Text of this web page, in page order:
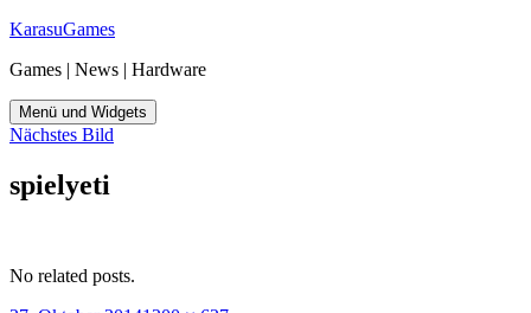
Zum
springen
KarasuGames
Games | News | Hardware
Menü und Widgets
Nächstes Bild
spielyeti
No related posts.